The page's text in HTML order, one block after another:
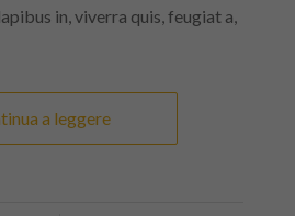
in, viverra quis, feugiat a,
a leggere